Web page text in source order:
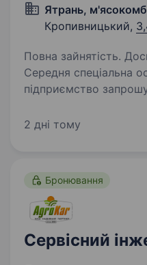
Ятрань,
Кропивницький,
Повна зайнятість.
Середня спеціальна
підприємство
прагнуть розвиватися
2 дні тому
Бронювання
Сервісний